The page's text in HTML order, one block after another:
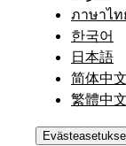
ภาษาไท
한국어
日本語
简体中文
繁體中文